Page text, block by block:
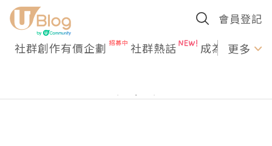
會員登記
社群創作有價企劃 社群熱話 成為U更多